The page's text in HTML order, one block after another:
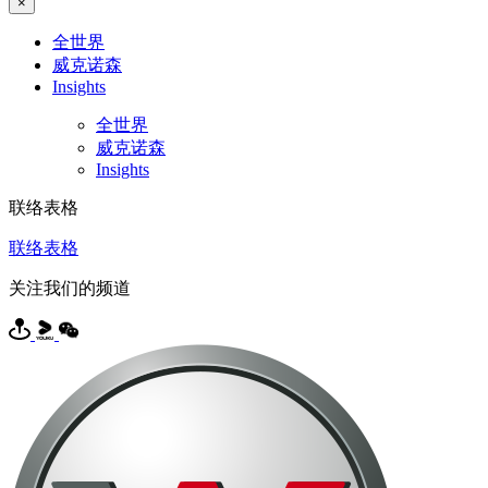
全世界
威克诺森
Insights
全世界
威克诺森
Insights
联络表格
联络表格
关注我们的频道